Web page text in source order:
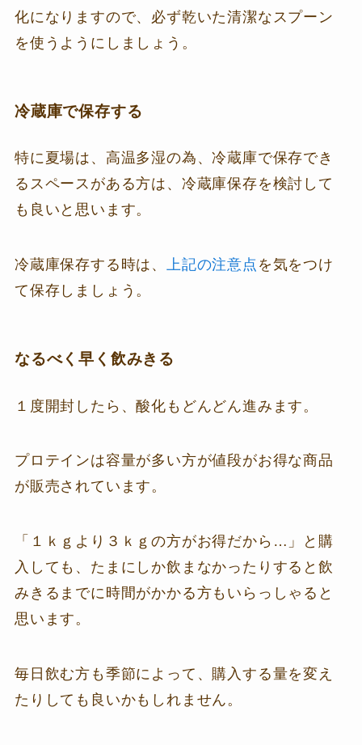
化になりますので、必ず乾いた清潔なスプーン
を使うようにしましょう。
冷蔵庫で保存する
特に夏場は、高温多湿の為、冷蔵庫で保存でき
るスペースがある方は、冷蔵庫保存を検討して
も良いと思います。
冷蔵庫保存する時は、 上記の注意点 を気をつけ
て保存しましょう。
なるべく早く飲みきる
１度開封したら、酸化もどんどん進みます。
プロテインは容量が多い方が値段がお得な商品
が販売されています。
「１ｋｇより３ｋｇの方がお得だから…」と購
入しても、たまにしか飲まなかったりすると飲
みきるまでに時間がかかる方もいらっしゃると
思います。
毎日飲む方も季節によって、購入する量を変え
たりしても良いかもしれません。